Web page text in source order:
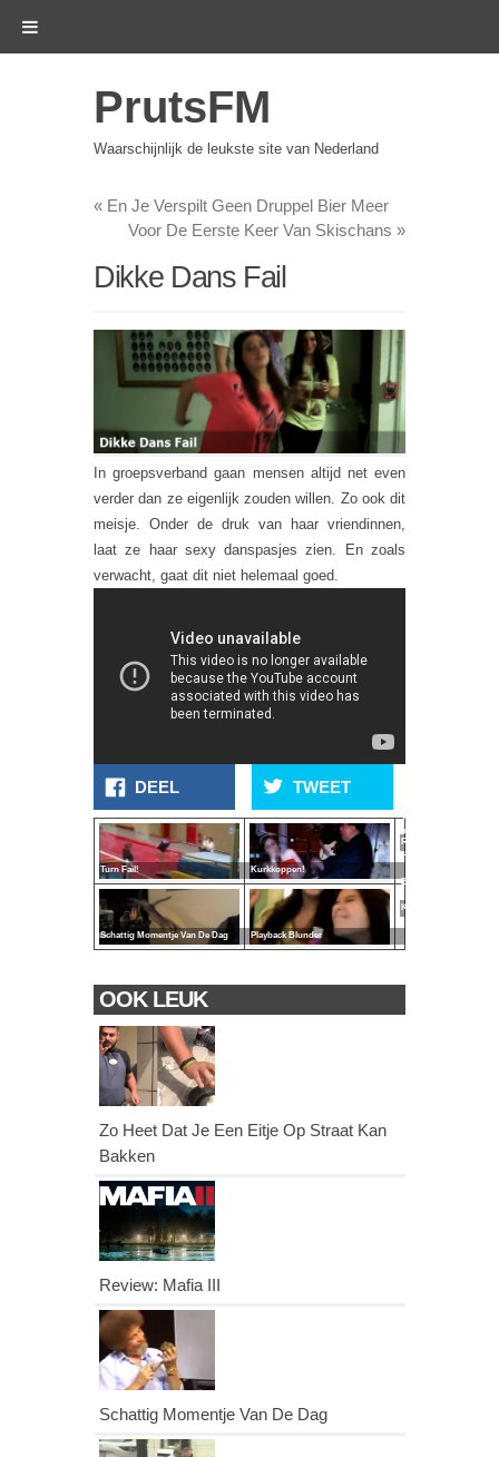
PrutsFM
Waarschijnlijk de leukste site van Nederland
« En Je Verspilt Geen Druppel Bier Meer
Voor De Eerste Keer Van Skischans »
Dikke Dans Fail
In groepsverband gaan mensen altijd net even
verder dan ze eigenlijk zouden willen. Zo ook dit
meisje. Onder de druk van haar vriendinnen,
laat ze haar sexy danspasjes zien. En zoals
verwacht, gaat dit niet helemaal goed.
DEEL TWEET
Turn Fail! Kurkkoppen!
Realiteit
Schattig Momentje Van De Dag Playback Blunder
In
Haar
Blote
Kont
OOK LEUK
Zo Heet Dat Je Een Eitje Op Straat Kan
Bakken
Review: Mafia III
Schattig Momentje Van De Dag